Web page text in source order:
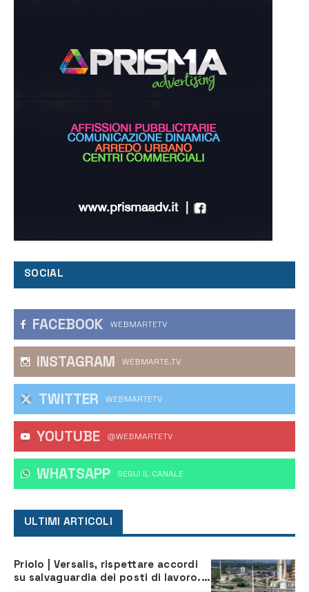
SOCIAL
FACEBOOK WEBMARTETV
INSTAGRAM WEBMARTE.TV
TWITTER WEBMARTETV
YOUTUBE @WEBMARTETV
WHATSAPP ‎SEGUI IL CANALE
ULTIMI ARTICOLI
Priolo | Versalis, rispettare accordi
su salvaguardia dei posti di lavoro. Il